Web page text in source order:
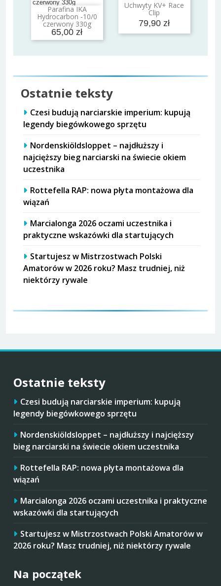
Parafina IKA
Hydrocarbon -10/0
czerwony 330g
65,00 zł
Dodaj do koszyka
Uchwyty KV+ Race
Clip
79,90 zł
Dodaj do koszyka
Ostatnie teksty
Czesi budują narciarskie imperium: kupują
legendy biegówkowego sprzętu
Nordenskiöldsloppet – najdłuższy i
najcięższy bieg narciarski na świecie okiem
uczestnika
Rottefella RAP: nowa płyta montażowa dla
wiązań
Marcialonga 2026 oczami uczestnika i
praktyczne wskazówki dla startujących
Startujesz w Mistrzostwach Polski
Amatorów w 2026 roku? Masz trudniej, niż
niektórzy rywale
Ostatnie teksty
Czesi budują narciarskie imperium: kupują
legendy biegówkowego sprzętu
Nordenskiöldsloppet – najdłuższy i najcięższy
bieg narciarski na świecie okiem uczestnika
Rottefella RAP: nowa płyta montażowa dla
wiązań
Marcialonga 2026 oczami uczestnika i praktyczne
wskazówki dla startujących
Startujesz w Mistrzostwach Polski Amatorów w
2026 roku? Masz trudniej, niż niektórzy rywale
Na początek